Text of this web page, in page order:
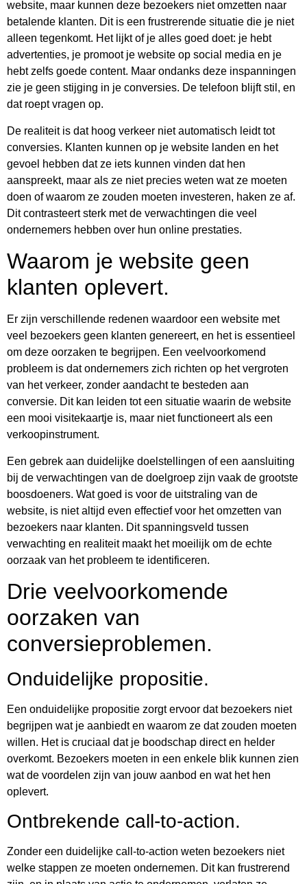
website, maar kunnen deze bezoekers niet omzetten naar
betalende klanten. Dit is een frustrerende situatie die je niet
alleen tegenkomt. Het lijkt of je alles goed doet: je hebt
advertenties, je promoot je website op social media en je
hebt zelfs goede content. Maar ondanks deze inspanningen
zie je geen stijging in je conversies. De telefoon blijft stil, en
dat roept vragen op.
De realiteit is dat hoog verkeer niet automatisch leidt tot
conversies. Klanten kunnen op je website landen en het
gevoel hebben dat ze iets kunnen vinden dat hen
aanspreekt, maar als ze niet precies weten wat ze moeten
doen of waarom ze zouden moeten investeren, haken ze af.
Dit contrasteert sterk met de verwachtingen die veel
ondernemers hebben over hun online prestaties.
Waarom je website geen
klanten oplevert.
Er zijn verschillende redenen waardoor een website met
veel bezoekers geen klanten genereert, en het is essentieel
om deze oorzaken te begrijpen. Een veelvoorkomend
probleem is dat ondernemers zich richten op het vergroten
van het verkeer, zonder aandacht te besteden aan
conversie. Dit kan leiden tot een situatie waarin de website
een mooi visitekaartje is, maar niet functioneert als een
verkoopinstrument.
Een gebrek aan duidelijke doelstellingen of een aansluiting
bij de verwachtingen van de doelgroep zijn vaak de grootste
boosdoeners. Wat goed is voor de uitstraling van de
website, is niet altijd even effectief voor het omzetten van
bezoekers naar klanten. Dit spanningsveld tussen
verwachting en realiteit maakt het moeilijk om de echte
oorzaak van het probleem te identificeren.
Drie veelvoorkomende
oorzaken van
conversieproblemen.
Onduidelijke propositie.
Een onduidelijke propositie zorgt ervoor dat bezoekers niet
begrijpen wat je aanbiedt en waarom ze dat zouden moeten
willen. Het is cruciaal dat je boodschap direct en helder
overkomt. Bezoekers moeten in een enkele blik kunnen zien
wat de voordelen zijn van jouw aanbod en wat het hen
oplevert.
Ontbrekende call-to-action.
Zonder een duidelijke call-to-action weten bezoekers niet
welke stappen ze moeten ondernemen. Dit kan frustrerend